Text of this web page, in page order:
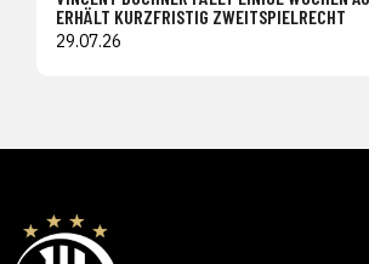
ERHÄLT KURZFRISTIG ZWEITSPIELRECHT
29.07.26